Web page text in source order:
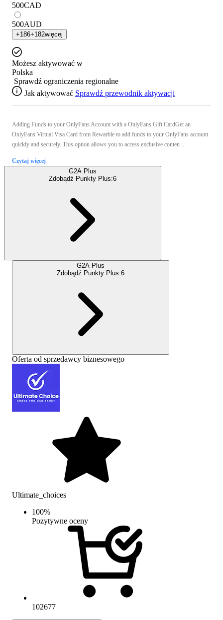
500CAD
500AUD
+186+182więcej
Możesz aktywować w
Polska
Sprawdź ograniczenia regionalne
Jak aktywować Sprawdź przewodnik aktywacji
Adding Funds to your OnlyFans Account with a OnlyFans Gift CardGet an
OnlyFans Virtual Visa Card from Rewarble to add funds to your OnlyFans account
quickly and securely. This option allows you to access exclusive conten ...
Czytaj więcej
G2A Plus
Zdobądź Punkty Plus:6
G2A Plus
Zdobądź Punkty Plus:6
Oferta od sprzedawcy biznesowego
Ultimate_choices
100%
Pozytywne oceny
102677